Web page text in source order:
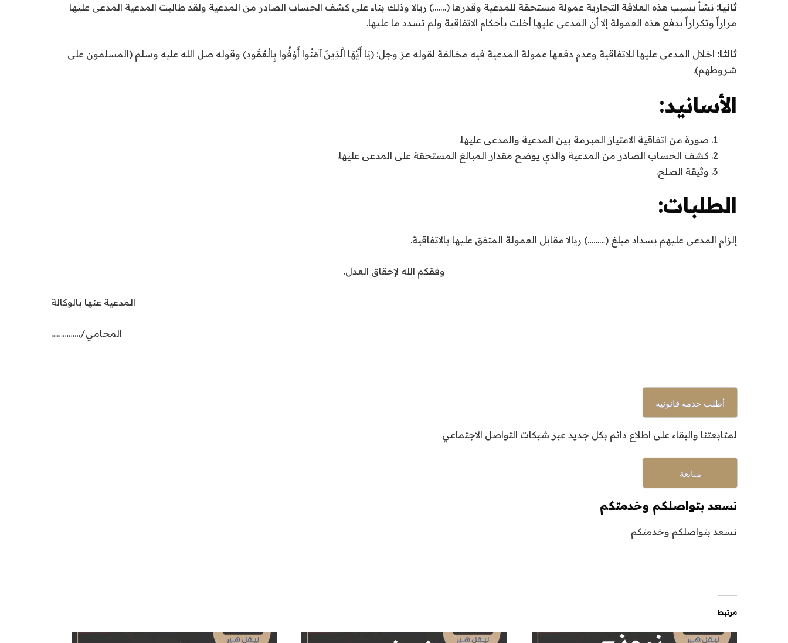
ثانيا: نشأ بسبب هذه العلاقة التجارية عمولة مستحقة للمدعية وقدرها (…….) ريالا وذلك بناء على كشف الحساب الصادر من المدعية ولقد طالبت المدعية المدعى عليها
مراراً وتكراراً بدفع هذه العمولة إلا أن المدعى عليها أخلت بأحكام الاتفاقية ولم تسدد ما عليها.
ثالثا: اخلال المدعى عليها للاتفاقية وعدم دفعها عمولة المدعية فيه مخالفة لقوله عز وجل: ﴿يَا أَيُّهَا الَّذِينَ آمَنُوا أَوْفُوا بِالْعُقُودِ﴾ وقوله صل الله عليه وسلم (المسلمون على
شروطهم).
الأسانيد:
صورة من اتفاقية الامتياز المبرمة بين المدعية والمدعى عليها.
كشف الحساب الصادر من المدعية والذي يوضح مقدار المبالغ المستحقة على المدعى عليها.
وثيقة الصلح.
الطلبات:
إلزام المدعى عليهم بسداد مبلغ (………) ريالا مقابل العمولة المتفق عليها بالاتفاقية.
وفقكم الله لإحقاق العدل.
المدعية عنها بالوكالة
المحامي/……………
أطلب خدمة قانونية
لمتابعتنا والبقاء على اطلاع دائم بكل جديد عبر شبكات التواصل الاجتماعي
متابعة
نسعد بتواصلكم وخدمتكم
نسعد بتواصلكم وخدمتكم
مرتبط